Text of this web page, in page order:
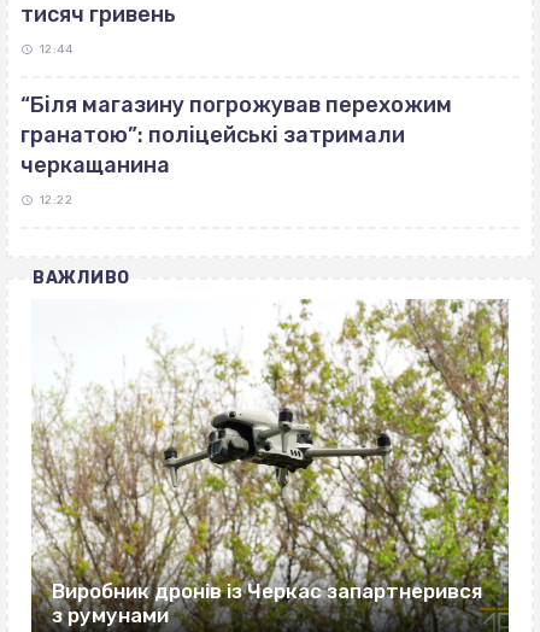
тисяч гривень
12:44
“Біля магазину погрожував перехожим
гранатою”: поліцейські затримали
черкащанина
12:22
ВАЖЛИВО
Виробник дронів із Черкас запартнерився
з румунами